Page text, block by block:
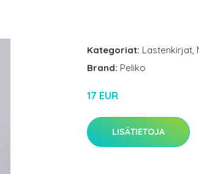
Kategoriat: Lastenkirjat,
Brand: Peliko
17 EUR
LISÄTIETOJA